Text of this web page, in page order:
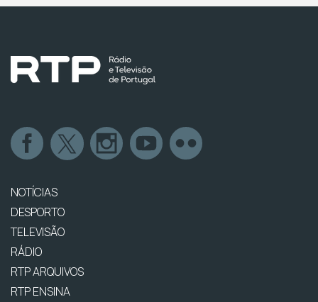
NOTÍCIAS
DESPORTO
TELEVISÃO
RÁDIO
RTP ARQUIVOS
RTP ENSINA